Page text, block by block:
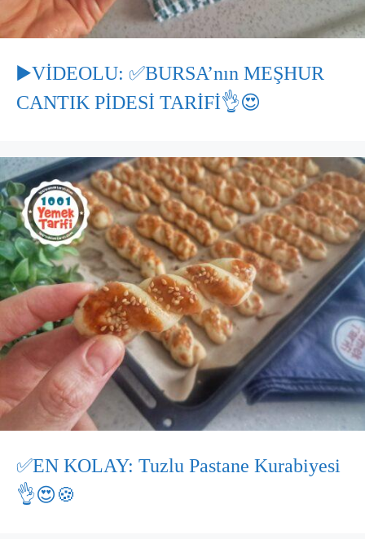
▶️VİDEOLU: ✅BURSA’nın MEŞHUR
CANTIK PİDESİ TARİFİ👌😍
✅EN KOLAY: Tuzlu Pastane Kurabiyesi
👌😍🍪